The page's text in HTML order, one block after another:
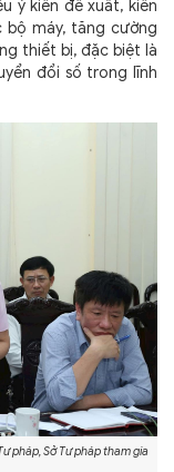
ý kiến đề xuất, kiến
bộ máy, tăng cường
thiết bị, đặc biệt là
đổi số trong lĩnh
pháp, Sở Tư pháp tham gia